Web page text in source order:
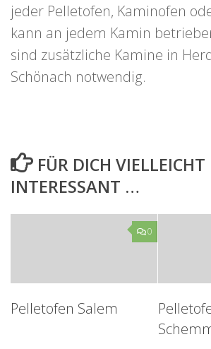
jeder Pelletofen, Kaminofen
kann an jedem Kamin
sind zusätzliche Kamine in
Schönach notwendig.
FÜR DICH VIELLEICHT
INTERESSANT …
0
Pelletofen Salem